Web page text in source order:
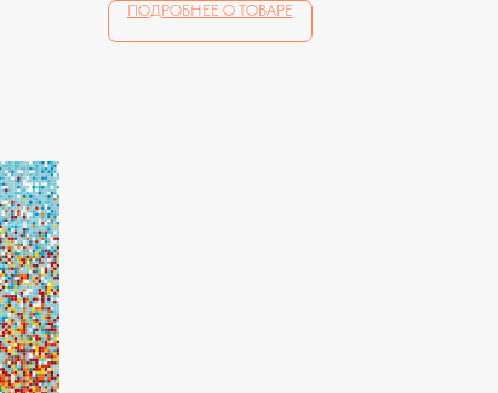
ПОДРОБНЕЕ О ТОВАРЕ